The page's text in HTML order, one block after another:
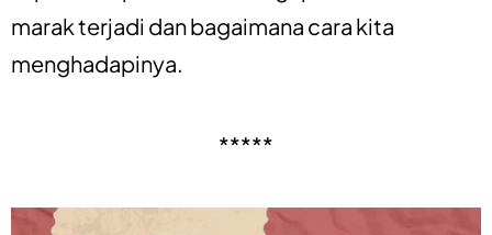
marak terjadi dan bagaimana cara kita
menghadapinya.
*****